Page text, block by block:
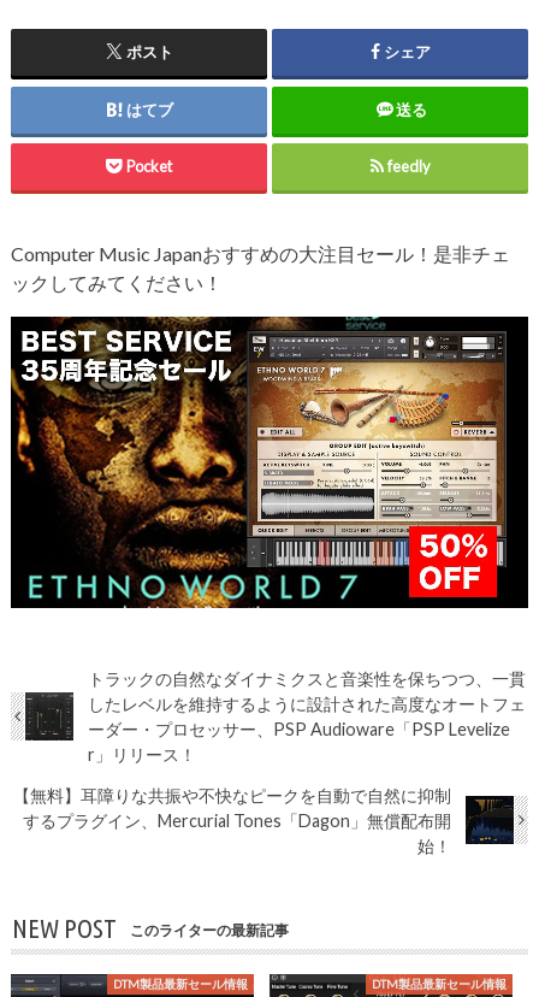
ポスト シェア
はてブ 送る
Pocket feedly
Computer Music Japanおすすめの大注目セール！是非チェ
ックしてみてください！
トラックの自然なダイナミクスと音楽性を保ちつつ、一貫
したレベルを維持するように設計された高度なオートフェ
ーダー・プロセッサー、PSP Audioware「PSP Levelize
r」リリース！
【無料】耳障りな共振や不快なピークを自動で自然に抑制
するプラグイン、Mercurial Tones「Dagon」無償配布開
始！
NEW POST このライターの最新記事
DTM製品最新セール情報 DTM製品最新セール情報